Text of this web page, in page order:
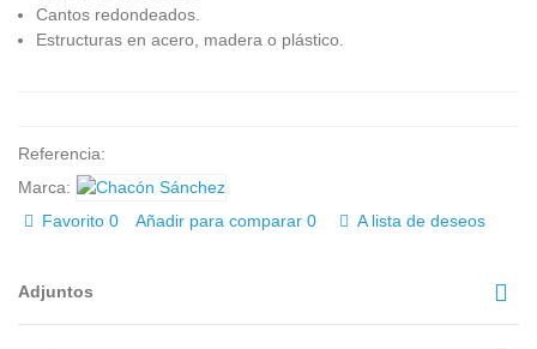
Cantos redondeados.
Estructuras en acero, madera o plástico.
Referencia:
Marca:
Favorito 0 Añadir para comparar 0 A lista de deseos
Adjuntos